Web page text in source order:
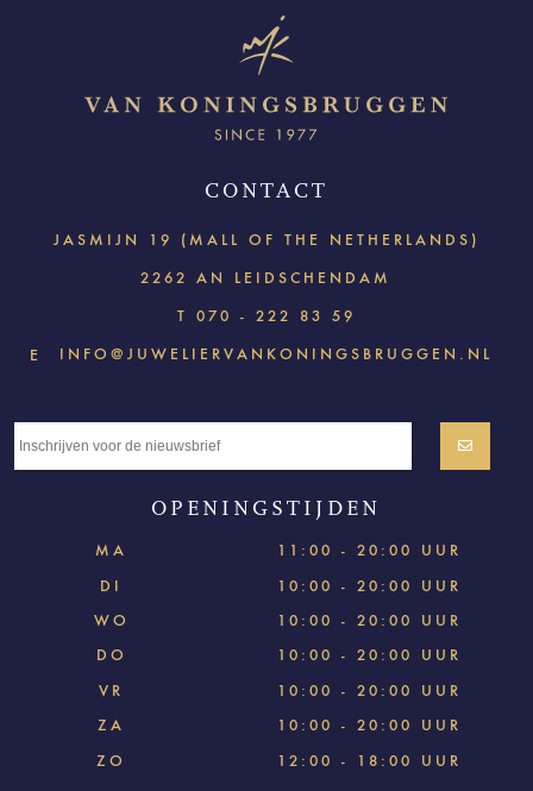
CONTACT
JASMIJN 19 (MALL OF THE NETHERLANDS)
2262 AN LEIDSCHENDAM
T 070 - 222 83 59
E INFO@JUWELIERVANKONINGSBRUGGEN.NL
OPENINGSTIJDEN
MA
11:00 - 20:00 UUR
DI
10:00 - 20:00 UUR
WO
10:00 - 20:00 UUR
DO
10:00 - 20:00 UUR
VR
10:00 - 20:00 UUR
ZA
10:00 - 20:00 UUR
ZO
12:00 - 18:00 UUR